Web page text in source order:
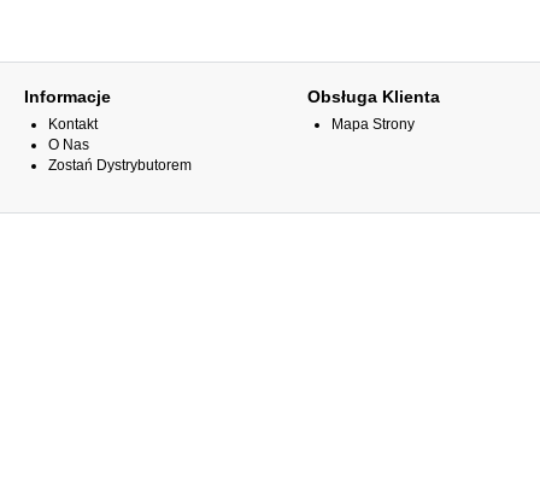
Informacje
Kontakt
O Nas
Zostań Dystrybutorem
Obsługa Klienta
Mapa Strony